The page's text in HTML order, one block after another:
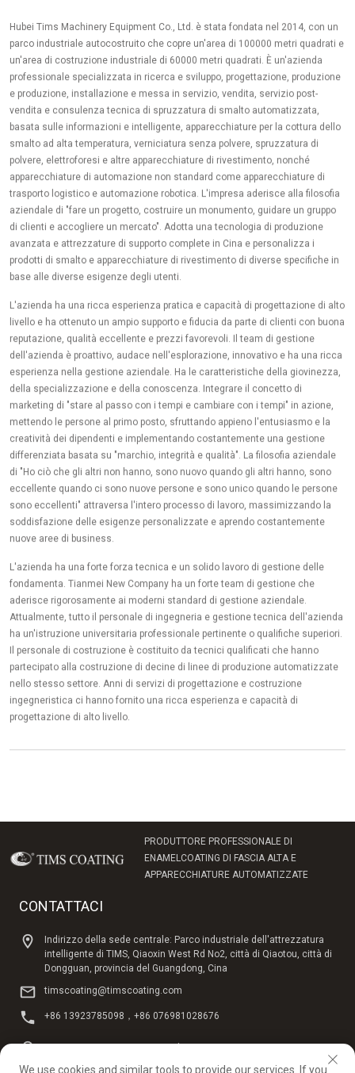
Hubei Tims Machinery Equipment Co., Ltd. è stata fondata nel 2014, con un
parco industriale autocostruito che copre un'area di 100000 metri quadrati e
un'area di costruzione industriale di 60000 metri quadrati. È un'azienda
professionale specializzata in ricerca e sviluppo, progettazione, produzione
e produzione, installazione e messa in servizio, vendita, servizio post-
vendita e consulenza tecnica di spruzzatura di smalto automatizzata,
basata sulle informazioni e intelligente, apparecchiature per la cottura dello
smalto ad alta temperatura, verniciatura senza polvere, spruzzatura di
polvere, elettroforesi e altre apparecchiature di rivestimento, nonché
apparecchiature di automazione non standard come apparecchiature di
trasporto logistico e automazione robotica. L'impresa aderisce alla filosofia
aziendale di "fare un progetto, costruire un monumento, guidare un gruppo
di clienti e accogliere un mercato". Adotta una tecnologia di produzione
avanzata e attrezzature di supporto complete in Cina e personalizza i
prodotti di smalto e apparecchiature di rivestimento di diverse specifiche in
base alle diverse esigenze degli utenti.
L'azienda ha una ricca esperienza pratica e capacità di progettazione di alto
livello e ha ottenuto un ampio supporto e fiducia da parte di clienti con buona
reputazione, qualità eccellente e prezzi favorevoli. Il team di gestione
dell'azienda è proattivo, audace nell'esplorazione, innovativo e ha una ricca
esperienza nella gestione aziendale. Ha le caratteristiche della giovinezza,
della specializzazione e della conoscenza. Integrare il concetto di
marketing di "stare al passo con i tempi e cambiare con i tempi" in azione,
mettendo le persone al primo posto, sfruttando appieno l'entusiasmo e la
creatività dei dipendenti e implementando costantemente una gestione
differenziata basata su "marchio, integrità e qualità". La filosofia aziendale
di "Ho ciò che gli altri non hanno, sono nuovo quando gli altri hanno, sono
eccellente quando ci sono nuove persone e sono unico quando le persone
sono eccellenti" attraversa l'intero processo di lavoro, massimizzando la
soddisfazione delle esigenze personalizzate e aprendo costantemente
nuove aree di business.
L'azienda ha una forte forza tecnica e un solido lavoro di gestione delle
fondamenta. Tianmei New Company ha un forte team di gestione che
aderisce rigorosamente ai moderni standard di gestione aziendale.
Attualmente, tutto il personale di ingegneria e gestione tecnica dell'azienda
ha un'istruzione universitaria professionale pertinente o qualifiche superiori.
Il personale di costruzione è costituito da tecnici qualificati che hanno
partecipato alla costruzione di decine di linee di produzione automatizzate
nello stesso settore. Anni di servizi di progettazione e costruzione
ingegneristica ci hanno fornito una ricca esperienza e capacità di
progettazione di alto livello.
PRODUTTORE PROFESSIONALE DI
ENAMELCOATING DI FASCIA ALTA E
APPARECCHIATURE AUTOMATIZZATE
CONTATTACI
Indirizzo della sede centrale: Parco industriale dell'attrezzatura
intelligente di TIMS, Qiaoxin West Rd No2, città di Qiaotou, città di
Dongguan, provincia del Guangdong, Cina
timscoating@timscoating.com
+86 13923785098，+86 076981028676
Empress Street, Shanghuan, Hong Kong, Cina
We use cookies and similar tools to provide our services. If you